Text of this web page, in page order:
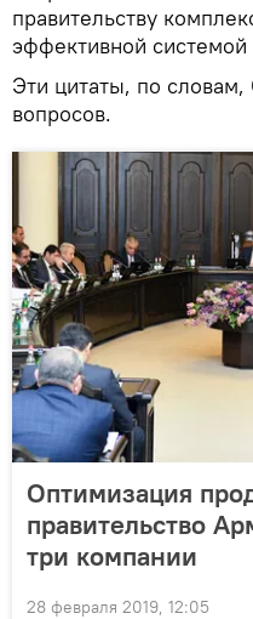
правительству
эффективной системой
Эти цитаты, по
вопросов.
Оптимизация
правительство
три компании
28 февраля 2019, 12:05